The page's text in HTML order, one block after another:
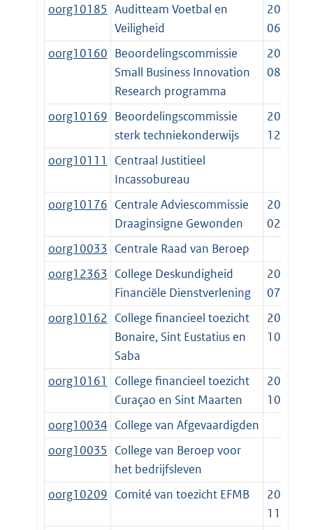
oorg10185 Auditteam Voetbal en
Veiligheid
2012-
06-27
oorg10160 Beoordelingscommissie
Small Business Innovation
Research programma
2010-
08-12
oorg10169 Beoordelingscommissie
sterk techniekonderwijs
2018-
12-01
oorg10111
Centraal Justitieel
Incassobureau
oorg10176 Centrale Adviescommissie
Draaginsigne Gewonden
2007-
02-28
oorg10033 Centrale Raad van Beroep
oorg12363 College Deskundigheid
Financiële Dienstverlening
2014-
07-01
oorg10162 College financieel toezicht
Bonaire, Sint Eustatius en
Saba
2010-
10-10
oorg10161
College financieel toezicht
Curaçao en Sint Maarten
2010-
10-10
oorg10034 College van Afgevaardigden
oorg10035 College van Beroep voor
het bedrijfsleven
oorg10209 Comité van toezicht EFMB
2014-
11-05